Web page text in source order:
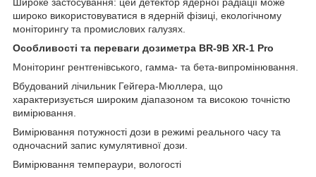
Широке застосування: цей детектор ядерної радіації може
широко використовуватися в ядерній фізиці, екологічному
моніторингу та промислових галузях.
Особливості та переваги дозиметра BR-9B XR-1 Pro
Моніторинг рентгенівського, гамма- та бета-випромінювання.
Вбудований лічильник Гейгера-Мюллера, що
характеризується широким діапазоном та високою точністю
вимірювання.
Вимірювання потужності дози в режимі реального часу та
одночасний запис кумулятивної дози.
Вимірювання темпераури, вологості